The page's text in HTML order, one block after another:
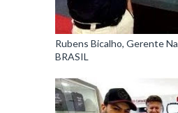
Rubens Bicalho, Gerente
BRASIL